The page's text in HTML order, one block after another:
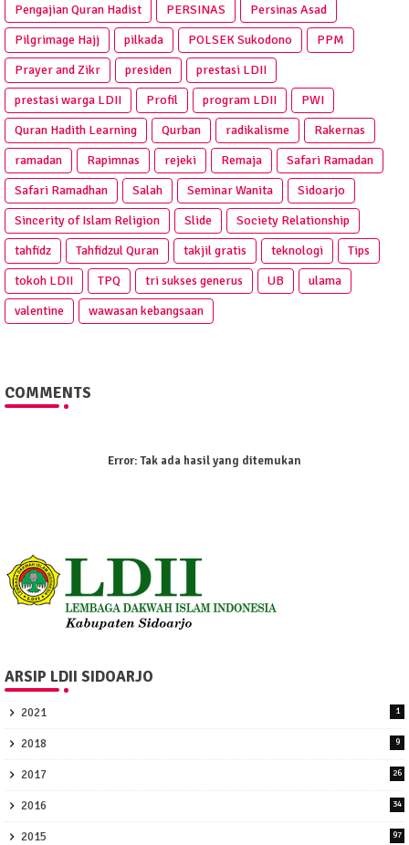
Pengajian Quran Hadist
PERSINAS
Persinas Asad
Pilgrimage Hajj
pilkada POLSEK Sukodono
PPM
Prayer and Zikr
presiden
prestasi LDII
prestasi warga LDII
Profil program LDII
PWI
Quran Hadith Learning
Qurban radikalisme
Rakernas
ramadan
Rapimnas rejeki Remaja
Safari Ramadan
Safari Ramadhan
Salah Seminar Wanita
Sidoarjo
Sincerity of Islam Religion
Slide
Society Relationship
tahfidz
Tahfidzul Quran takjil gratis teknologi
Tips
tokoh LDII
TPQ tri sukses generus UB
ulama
valentine
wawasan kebangsaan
COMMENTS
Error:Tak ada hasil yang ditemukan
ARSIP LDII SIDOARJO
2021 1
2018 9
2017 26
2016 34
2015 97